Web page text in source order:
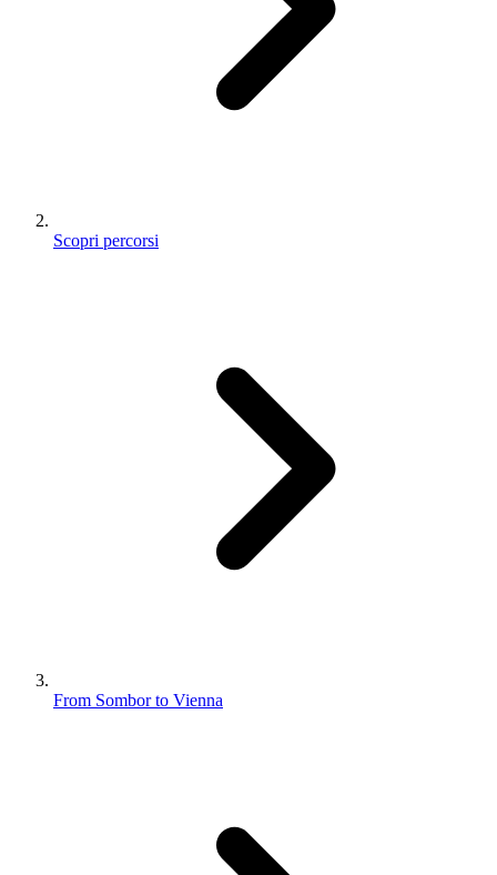
Scopri percorsi
From Sombor to Vienna